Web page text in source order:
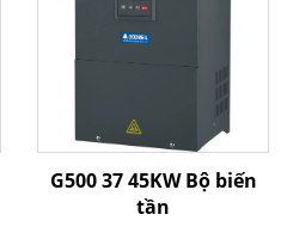
G500 37 45KW Bộ biến
tần